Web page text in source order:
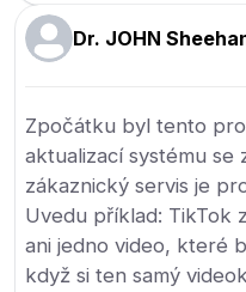
Dr. JOHN
Zpočátku byl tento
aktualizací systému se
zákaznický servis je
Uvedu příklad: TikTok
ani jedno video, které
když si ten samý